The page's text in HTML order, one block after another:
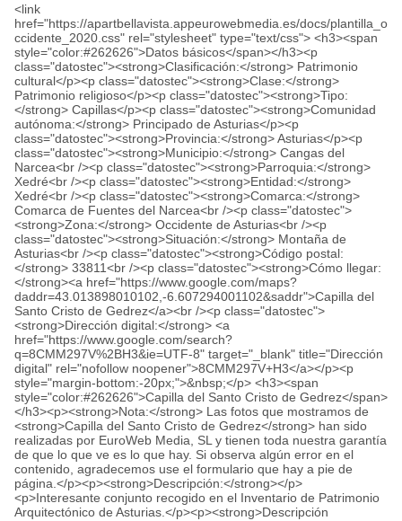
<link
href="https://apartbellavista.appeurowebmedia.es/docs/plantilla_o
ccidente_2020.css" rel="stylesheet" type="text/css"> <h3><span
style="color:#262626">Datos básicos</span></h3><p
class="datostec"><strong>Clasificación:</strong> Patrimonio
cultural</p><p class="datostec"><strong>Clase:</strong>
Patrimonio religioso</p><p class="datostec"><strong>Tipo:
</strong> Capillas</p><p class="datostec"><strong>Comunidad
autónoma:</strong> Principado de Asturias</p><p
class="datostec"><strong>Provincia:</strong> Asturias</p><p
class="datostec"><strong>Municipio:</strong> Cangas del
Narcea<br /><p class="datostec"><strong>Parroquia:</strong>
Xedré<br /><p class="datostec"><strong>Entidad:</strong>
Xedré<br /><p class="datostec"><strong>Comarca:</strong>
Comarca de Fuentes del Narcea<br /><p class="datostec">
<strong>Zona:</strong> Occidente de Asturias<br /><p
class="datostec"><strong>Situación:</strong> Montaña de
Asturias<br /><p class="datostec"><strong>Código postal:
</strong> 33811<br /><p class="datostec"><strong>Cómo llegar:
</strong><a href="https://www.google.com/maps?
daddr=43.013898010102,-6.607294001102&saddr">Capilla del
Santo Cristo de Gedrez</a><br /><p class="datostec">
<strong>Dirección digital:</strong> <a
href="https://www.google.com/search?
q=8CMM297V%2BH3&ie=UTF-8" target="_blank" title="Dirección
digital" rel="nofollow noopener">8CMM297V+H3</a></p><p
style="margin-bottom:-20px;">&nbsp;</p> <h3><span
style="color:#262626">Capilla del Santo Cristo de Gedrez</span>
</h3><p><strong>Nota:</strong> Las fotos que mostramos de
<strong>Capilla del Santo Cristo de Gedrez</strong> han sido
realizadas por EuroWeb Media, SL y tienen toda nuestra garantía
de que lo que ve es lo que hay. Si observa algún error en el
contenido, agradecemos use el formulario que hay a pie de
página.</p><p><strong>Descripción:</strong></p>
<p>Interesante conjunto recogido en el Inventario de Patrimonio
Arquitectónico de Asturias.</p><p><strong>Descripción